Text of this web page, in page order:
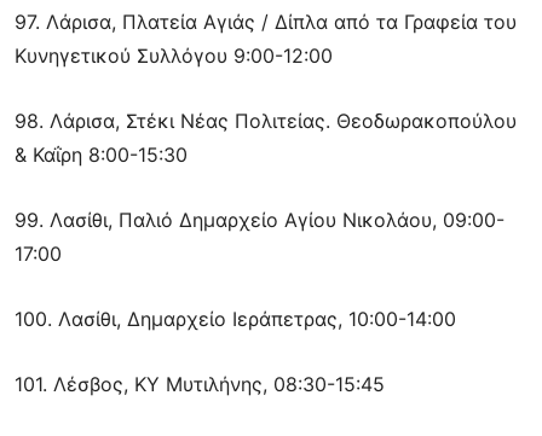
97. Λάρισα, Πλατεία Αγιάς / Δίπλα από τα Γραφεία του
Κυνηγετικού Συλλόγου 9:00-12:00
98. Λάρισα, Στέκι Νέας Πολιτείας. Θεοδωρακοπούλου
& Καΐρη 8:00-15:30
99. Λασίθι, Παλιό Δημαρχείο Αγίου Νικολάου, 09:00-
17:00
100. Λασίθι, Δημαρχείο Ιεράπετρας, 10:00-14:00
101. Λέσβος, ΚΥ Μυτιλήνης, 08:30-15:45